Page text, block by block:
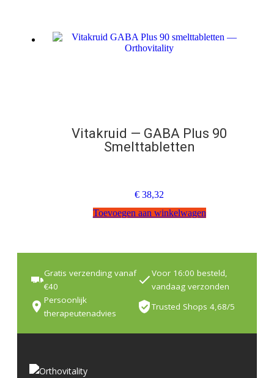
Vitakruid — GABA Plus 90
Smelttabletten
€ 38,32
Toevoegen aan winkelwagen
Gratis verzending vanaf
€40
Voor 16:00 besteld,
vandaag verzonden
Persoonlijk
therapeutenadvies
Trusted Shops 4,68/5